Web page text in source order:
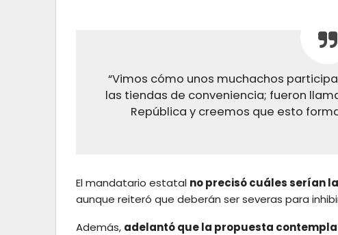
“Vimos cómo unos muchachos
las tiendas de conveniencia; fueron
República y creemos que esto
El mandatario estatal no precisó cuáles serían
aunque reiteró que deberán ser severas para
Además, adelantó que la propuesta